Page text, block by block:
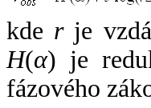
kde rje
H(α) je
fázového